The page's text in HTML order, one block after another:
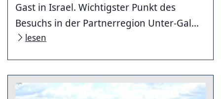
Gast in Israel. Wichtigster Punkt des
Besuchs in der Partnerregion Unter-Gal...
lesen